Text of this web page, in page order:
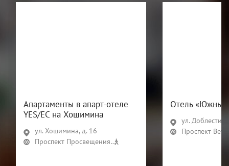
Апартаменты в апарт-отеле
YES/ЕС на Хошимина
ул. Хошимина, д. 16
Проспект Просвещения
Отель «Южный
ул. Доблести,
Проспект